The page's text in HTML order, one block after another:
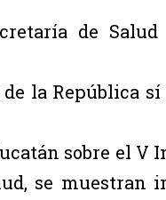
de
la República
sobre el V
se muestran